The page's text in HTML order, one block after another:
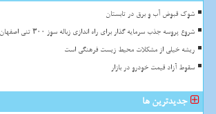
شوک قبوض آب و برق در تابستان
شروع پروسه جذب سرمایه گذار برای راه اندازی زباله سوز ۳۰۰ تنی اصفهان
ریشه خیلی از مشکلات محیط زیست فرهنگی است
سقوط آزاد قیمت خودرو در بازار
جدیدترین ها